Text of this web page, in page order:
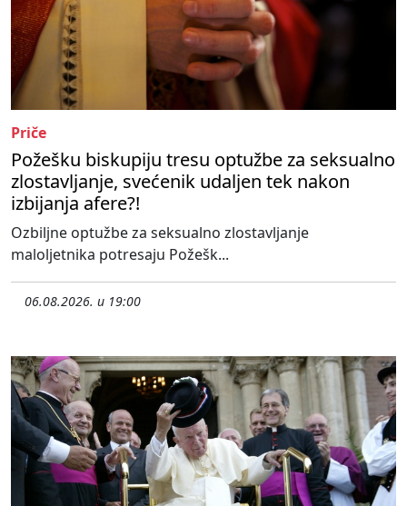
Priče
Požešku biskupiju tresu optužbe za seksualno
zlostavljanje, svećenik udaljen tek nakon
izbijanja afere?!
Ozbiljne optužbe za seksualno zlostavljanje
maloljetnika potresaju Požešk...
06.08.2026. u 19:00